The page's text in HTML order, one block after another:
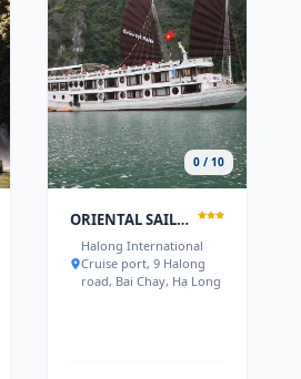
0 / 10
ORIENTAL SAILS CRUISE
Halong International
Cruise port, 9 Halong
road, Bai Chay, Hạ Long